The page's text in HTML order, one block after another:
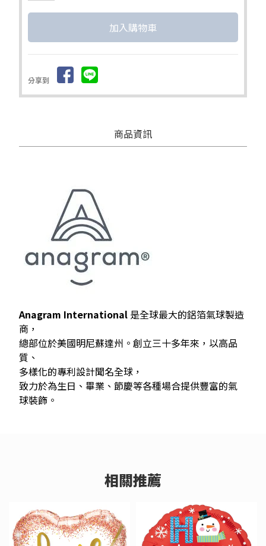
分享到
商品資訊
Anagram International 是全球最大的鋁箔氣球製造
商，
總部位於美國明尼蘇達州。創立三十多年來，以高品
質、
多樣化的專利設計聞名全球，
致力於為生日、畢業、節慶等各種場合提供豐富的氣
球裝飾。